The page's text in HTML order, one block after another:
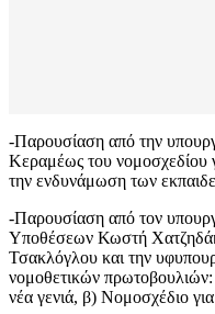
-Παρουσίαση από την
Κεραμέως του νομοσχεδίου
την ενδυνάμωση των
-Παρουσίαση από τον
Υποθέσεων Κωστή
Τσακλόγλου και την
νομοθετικών
νέα γενιά, β) Νομοσχέδιο